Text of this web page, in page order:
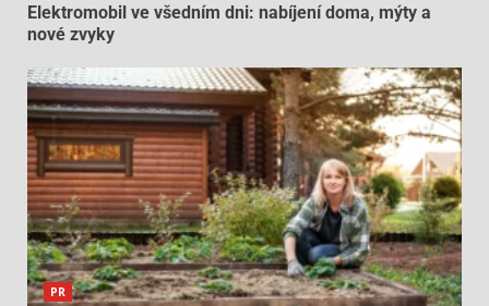
Elektromobil ve všedním dni: nabíjení doma, mýty a
nové zvyky
PR